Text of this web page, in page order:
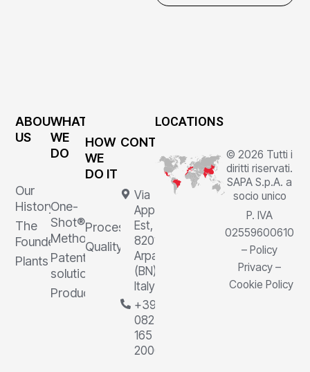
ABOUT
US
Our
History
The
Founder
Plants
WHAT
WE
DO
One-
Shot®
Method
Patented
solutions
Products
HOW
WE
DO IT
Processes
Quality
CONTACTS
Via
Appia
Est, 1,
82011
Arpaia
(BN),
Italy
+39
0823
165
2000
LOCATIONS
© 2026 Tutti i
diritti riservati.
SAPA S.p.A. a
socio unico
P. IVA
02559600610
–Policy
Privacy –
Cookie Policy